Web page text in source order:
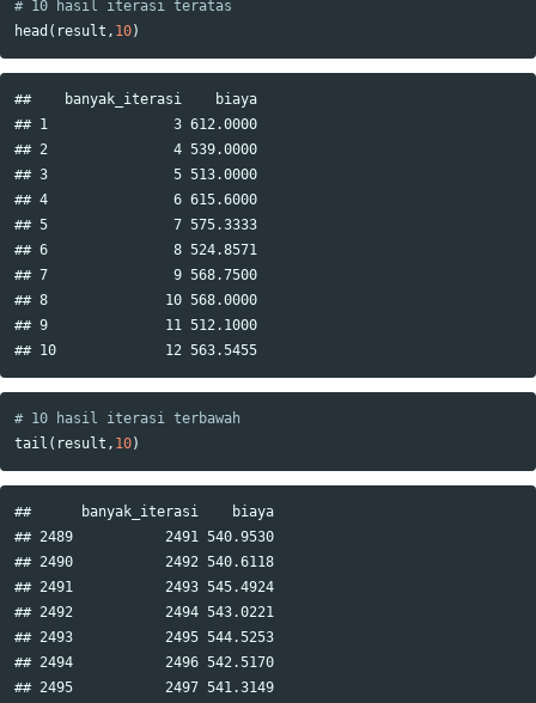
# 10 hasil iterasi teratas
head ( result , 10)
##    banyak_iterasi    biaya
## 1               3 612.0000
## 2               4 539.0000
## 3               5 513.0000
## 4               6 615.6000
## 5               7 575.3333
## 6               8 524.8571
## 7               9 568.7500
## 8              10 568.0000
## 9              11 512.1000
# 10 hasil iterasi terbawah
tail ( result , 10)
##      banyak_iterasi    biaya
## 2489           2491 540.9530
## 2490           2492 540.6118
## 2491           2493 545.4924
## 2492           2494 543.0221
## 2493           2495 544.5253
## 2494           2496 542.5170
## 2495           2497 541.3149